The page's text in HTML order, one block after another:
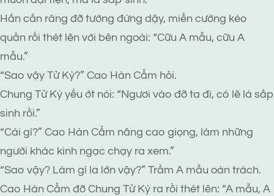
Hắn cắn răng đỡ tường đứng dậy, miễn cường kéo
quần rồi thét lên với bên ngoài: “Cữu A mẫu, cữu A
mẫu.”
“Sao vậy Tử Kỳ?” Cao Hàn Cẩm hỏi.
Chung Tử Kỳ yếu ớt nói: “Ngươi vào đỡ ta đi, có lẽ là sắp
sinh rồi.”
“Cái gì?” Cao Hàn Cẩm nâng cao giọng, làm những
người khác kinh ngạc chạy ra xem.”
“Sao vậy? Làm gì la lớn vậy?” Trầm A mẫu oán trách.
Cao Hàn Cẩm đỡ Chung Tử Kỳ ra rồi thét lên: “A mẫu, A